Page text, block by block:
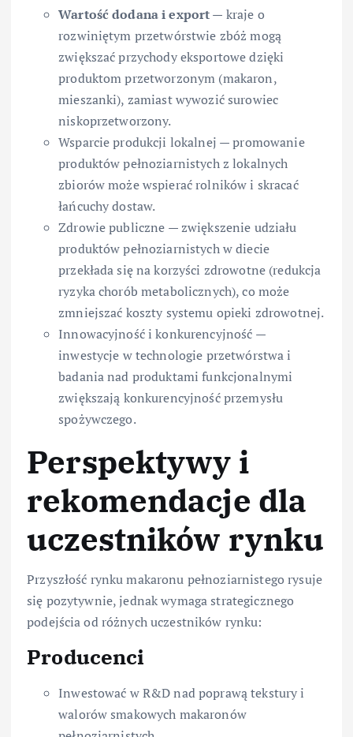
Wartość dodana i export— kraje o
rozwiniętym przetwórstwie zbóż mogą
zwiększać przychody eksportowe dzięki
produktom przetworzonym (makaron,
mieszanki), zamiast wywozić surowiec
niskoprzetworzony.
Wsparcie produkcji lokalnej — promowanie
produktów pełnoziarnistych z lokalnych
zbiorów może wspierać rolników i skracać
łańcuchy dostaw.
Zdrowie publiczne — zwiększenie udziału
produktów pełnoziarnistych w diecie
przekłada się na korzyści zdrowotne (redukcja
ryzyka chorób metabolicznych), co może
zmniejszać koszty systemu opieki zdrowotnej.
Innowacyjność i konkurencyjność —
inwestycje w technologie przetwórstwa i
badania nad produktami funkcjonalnymi
zwiększają konkurencyjność przemysłu
spożywczego.
Perspektywy i
rekomendacje dla
uczestników rynku
Przyszłość rynku makaronu pełnoziarnistego rysuje
się pozytywnie, jednak wymaga strategicznego
podejścia od różnych uczestników rynku:
Producenci
Inwestować w R&D nad poprawą tekstury i
walorów smakowych makaronów